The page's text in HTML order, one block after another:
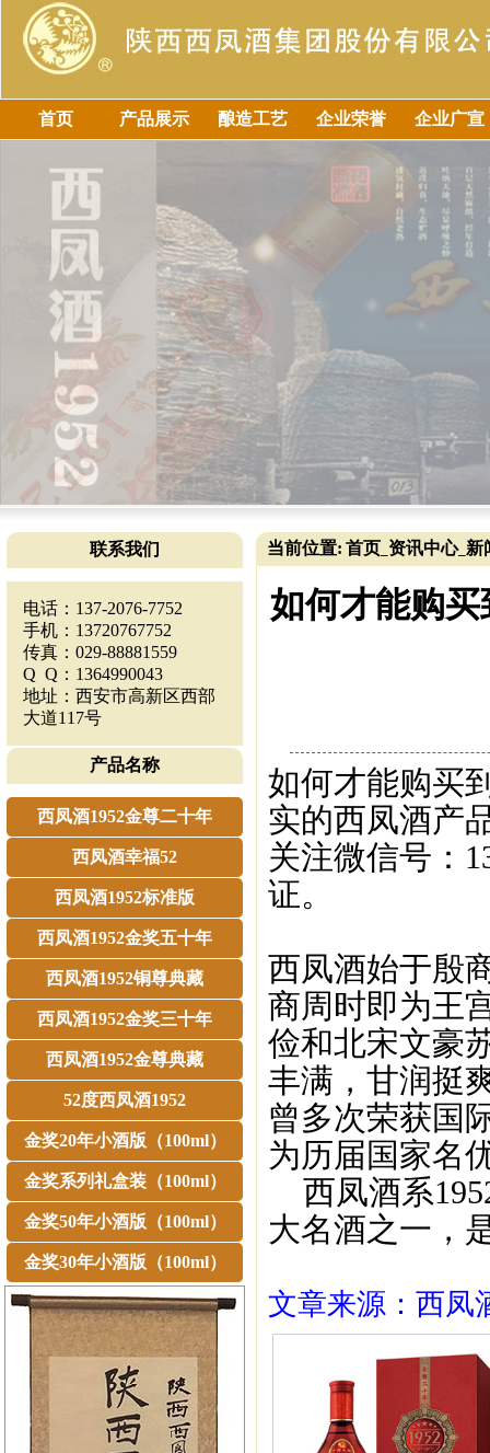
首页 产品展示 酿造工艺 企业荣誉 企业广宣
联系我们
电话：137-2076-7752
手机：13720767752
传真：029-88881559
Q Q：1364990043
地址：西安市高新区西部
大道117号
产品名称
西凤酒1952金尊二十年
西凤酒幸福52
西凤酒1952标准版
西凤酒1952金奖五十年
西凤酒1952铜尊典藏
西凤酒1952金奖三十年
西凤酒1952金尊典藏
52度西凤酒1952
金奖20年小酒版（100ml）
金奖系列礼盒装（100ml）
金奖50年小酒版（100ml）
金奖30年小酒版（100ml）
当前位置: 首页 资讯中心_ 新
如何才能购
如何才能购买
实的西凤酒产
关注微信号：
证。
西凤酒始于殷
商周时即为王
俭和北宋文豪
丰满，甘润挺
曾多次荣获国
为历届国家名
西凤酒系
大名酒之一，
文章来源：西凤